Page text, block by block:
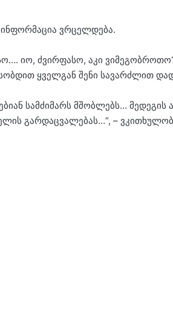
ვრცელდება.
იო, ძვირფასო, აკი
ყველგან შენი სავარძლით
სამძიმარს მშობლებს… მედეგის
გარდაცვალებას…“, –